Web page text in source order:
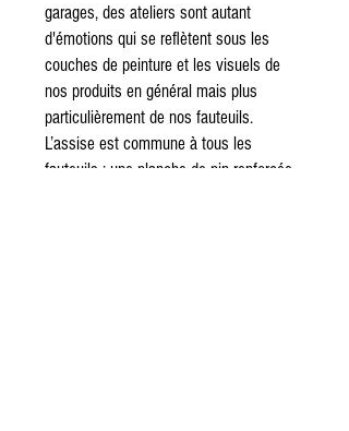
garages, des ateliers sont autant
d'émotions qui se reflètent sous les
couches de peinture et les visuels de
nos produits en général mais plus
particulièrement de nos fauteuils.
L’assise est commune à tous les
fauteuils : une planche de pin renforcée